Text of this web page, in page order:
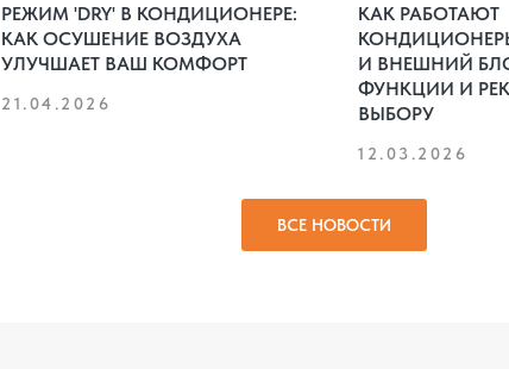
РЕЖИМ 'DRY' В КОНДИЦИОНЕРЕ:
КАК ОСУШЕНИЕ ВОЗДУХА
УЛУЧШАЕТ ВАШ КОМФОРТ
21.04.2026
КАК РАБОТАЮТ
И ВНЕШНИЙ
ФУНКЦИИ И
ВЫБОРУ
12.03.2026
ВСЕ НОВОСТИ